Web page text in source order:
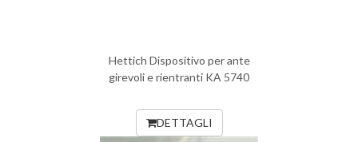
Hettich Dispositivo per ante
girevoli e rientranti KA 5740
DETTAGLI